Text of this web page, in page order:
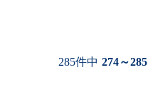
285件中 274～285